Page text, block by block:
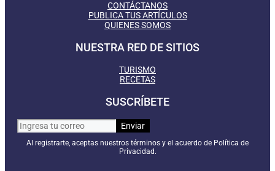
CONTÁCTANOS
PUBLICA TUS ARTÍCULOS
QUIENES SOMOS
NUESTRA RED DE SITIOS
TURISMO
RECETAS
SUSCRÍBETE
Al registrarte, aceptas nuestros términos y el acuerdo de Política de
Privacidad.